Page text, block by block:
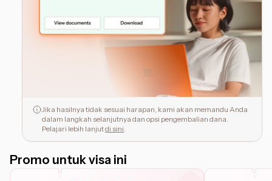
Jika hasilnya tidak sesuai harapan, kami akan memandu Anda
dalam langkah selanjutnya dan opsi pengembalian dana.
Pelajari lebih lanjutdi sini
Promo untuk visa ini